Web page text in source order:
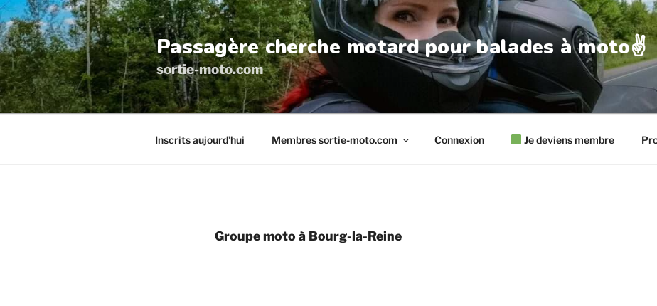
Aller
au
contenu
principal
Passagère cherche motard pour balades à moto✌️
sortie-moto.com
Inscrits aujourd’hui Membres sortie-moto.com Connexion Je deviens membre
Groupe moto à Bourg-la-Reine